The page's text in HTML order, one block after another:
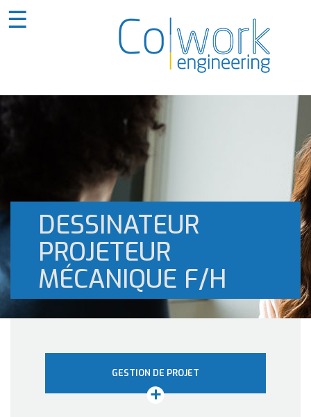
☰
DESSINATEUR
PROJETEUR
MÉCANIQUE F/H
GESTION DE PROJET